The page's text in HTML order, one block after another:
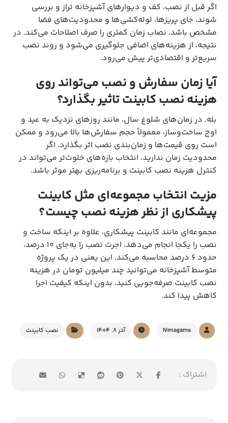
اگر قبل از نصب، کف و دیوارهای آشپزخانه تراز و بررسی
شوند، جای پریزها، لوله‌کشی‌ها و محدودیت‌های فضا
مشخص باشد، نصاب زمان کمتری را صرف اصلاحات می‌کند. در
نتیجه، از هزینه‌های اضافی جلوگیری می‌شود و روند نصب
سریع‌تر و اقتصادی‌تر پیش می‌رود.
آیا زمان سفارش و نصب می‌تواند روی
هزینه نصب کابینت تاثیر بگذارد؟
بله. در زمان‌های شلوغ سال، مانند روزهای نزدیک به عید و
اوج ساخت‌وساز، معمولاً حجم سفارش‌ها بالا می‌رود و ممکن
است روی قیمت‌ها و زمان‌بندی نصب اثر بگذارد. اگر
محدودیت زمان ندارید، انتخاب بازه‌های خلوت‌تر می‌تواند در
کنترل هزینه نصب کابینت و برنامه‌ریزی بهتر موثر باشد.
مزیت انتخاب مجموعه‌ای مثل کابینت
پیشکاری از نظر هزینه نصب چیست؟
مجموعه‌ای مانند کابینت پیشکاری، علاوه بر اینکه ساخت و
نصب را یکجا انجام می‌دهد، اجرت نصب را به‌جای ۱۰ درصد،
حدود ۶ درصد محاسبه می‌کند. این یعنی در یک پروژه
متوسط آشپزخانه می‌توانید چند میلیون تومان در هزینه
نصب کابینت صرفه‌جویی کنید، بدون اینکه کیفیت اجرا
کاهش پیدا کند.
Nimagame آذر 8, 1404 نصب کابینت